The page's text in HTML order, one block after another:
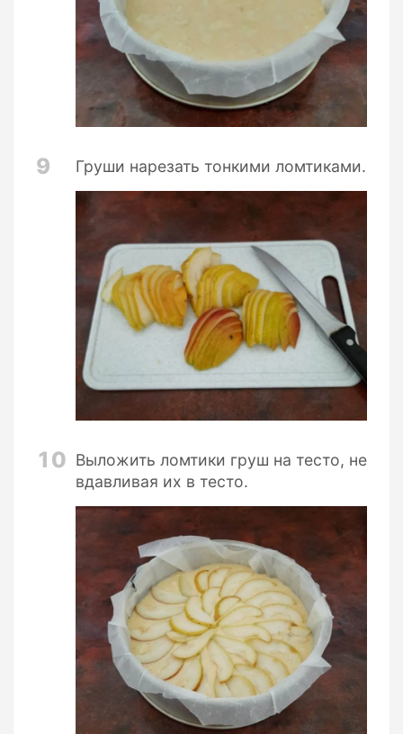
9 Груши нарезать тонкими ломтиками.
10 Выложить ломтики груш на тесто, не
вдавливая их в тесто.